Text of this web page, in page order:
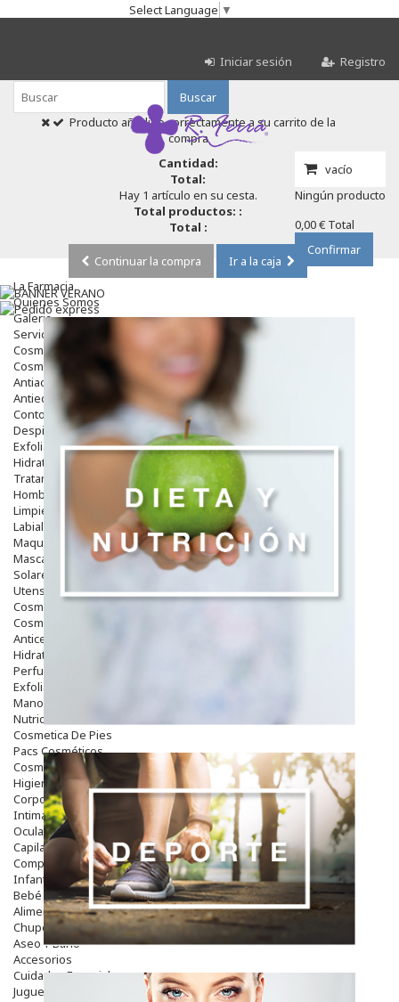
Select Language ▼
Iniciar sesión Registro
Buscar
vacío
Ningún producto
0,00 € Total
Confirmar
Producto añadido correctamente a su carrito de la
compra
Cantidad:
Total:
Hay 1 artículo en su cesta.
Total productos: :
Total :
Continuar la compra
Ir a la caja
La Farmacia
Quienes Somos
Galeria
Servicios
Cosmética
Cosmética Facial
Antiacné
Antiedad
Contorno De Ojos
Despigmentantes
Exfoliantes
Hidratantes
Tratamientos De Noche
Hombre
Limpieza
Labiales
Maquillajes Y Color
Mascarillas
Solares
Utensilios
Cosmética Capilar
Cosmética Corporal
Anticelulíticos
Hidratantes Corporales
Perfumes Y Colonias
Exfoliantes Corporales
Manos Y Uñas
Nutricosmética
Cosmetica De Pies
Pacs Cosméticos
Cosmetica Facial Piel Sensible
Higiene
Corporal
Intima
Ocular
Capilar
Complementos
Infantil
Bebé
Alimentación Y Complementos
Chupetes Y Mordedores
Aseo Y Baño
Accesorios
Cuidados Especiales
Juguetes